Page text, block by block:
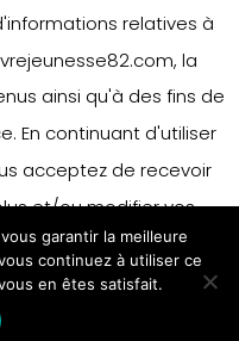
relatives à
la
ainsi qu'à des fins de
En continuant d'utiliser
acceptez de recevoir
et/ou modifier vos
merci de vous référer
Accepter
garantir la meilleure
continuez à utiliser ce
en êtes satisfait.